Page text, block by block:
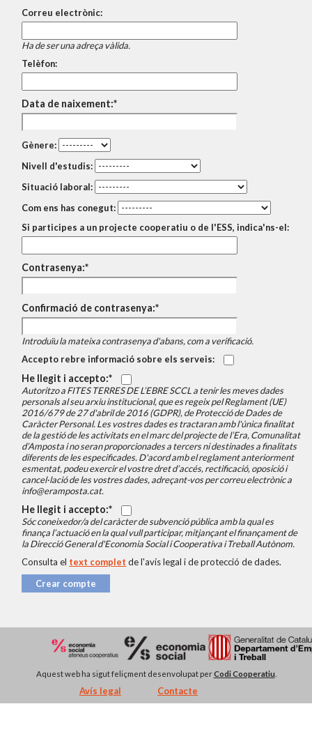
Correu electrònic:
Ha de ser una adreça vàlida.
Telèfon:
Data de naixement:
Gènere:
Nivell d'estudis:
Situació laboral:
Com ens has conegut:
Si participes a un projecte cooperatiu o de l'ESS, indica'ns-el:
Contrasenya:
Confirmació de contrasenya:
Introduïu la mateixa contrasenya d'abans, com a verificació.
Accepto rebre informació sobre els serveis:
He llegit i accepto:
Autoritzo a FITES TERRES DE L’EBRE SCCL a tenir les meves dades
personals al seu arxiu institucional, que es regeix pel Reglament (UE)
2016/679 de 27 d'abril de 2016 (GDPR), de Protecció de Dades de
Caràcter Personal. Les vostres dades es tractaran amb l'única finalitat
de la gestió de les activitats en el marc del projecte de l’Era, Comunalitat
d’Amposta i no seran proporcionades a tercers ni destinades a finalitats
diferents de les especificades. D'acord amb el reglament anteriorment
esmentat, podeu exercir el vostre dret d’accés, rectificació, oposició i
cancel·lació de les vostres dades, adreçant-vos per correu electrònic a
info@eramposta.cat.
He llegit i accepto:
Sóc coneixedor/a del caràcter de subvenció pública amb la qual es
finança l’actuació en la qual vull participar, mitjançant el finançament de
la Direcció General d'Economia Social i Cooperativa i Treball Autònom.
Consulta el text complet de l'avís legal i de protecció de dades.
Crear compte
Aquest web ha sigut feliçment desenvolupat perCodi Cooperatiu
Avís legal Contacte